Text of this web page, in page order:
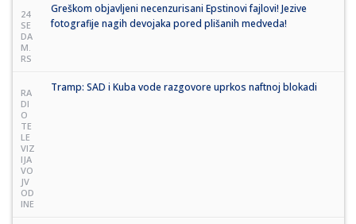
24
SE
DA
M.
RS
Greškom objavljeni necenzurisani Epstinovi fajlovi! Jezive
fotografije nagih devojaka pored plišanih medveda!
RA
DI
O
TE
LE
VIZ
IJA
VO
JV
OD
INE
Tramp: SAD i Kuba vode razgovore uprkos naftnoj blokadi